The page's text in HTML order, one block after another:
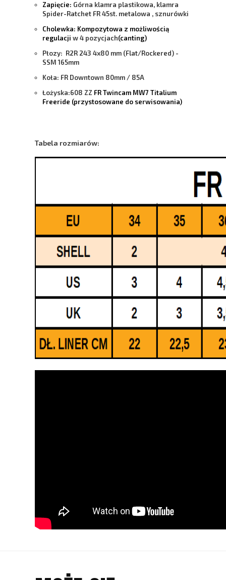
Zapięcie: Górna klamra plastikowa, klamra
Spider-Ratchet FR 45st. metalowa , sznurówki
Cholewka: Kompozytowa z możliwością
regulacji w 4 pozycjach(canting)
Płozy: R2R 243 4x80 mm (Flat/Rockered) -
SSM 165mm
Koła: FR Downtown 80mm / 85A
Łożyska:608 ZZ FR Twincam MW7 Titalium
Freeride (przystosowane do serwisowania)
Tabela rozmiarów: